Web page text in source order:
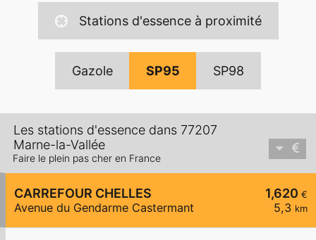
Stations d'essence à proximité
Gazole SP95 SP98
Les stations d'essence dans 77207
Marne-la-Vallée
Faire le plein pas cher en France
1,620 €
5,3 km
CARREFOUR CHELLES
Avenue du Gendarme Castermant